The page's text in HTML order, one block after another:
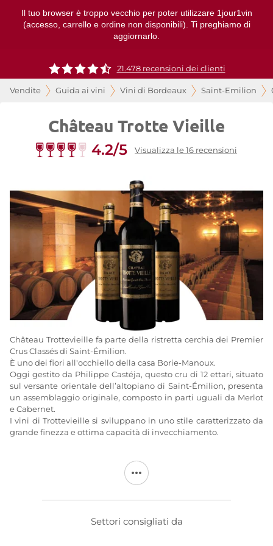
Il tuo browser è troppo vecchio per poter utilizzare 1jour1vin
(accesso, carrello e ordine non disponibili). Ti preghiamo di
aggiornarlo.
21.478 recensioni dei clienti
Vendite Guida ai vini Vini di Bordeaux Saint-Emilion
Château Trotte Vieille
4.2/5 Visualizza le 16 recensioni
Château Trottevieille fa parte della ristretta cerchia dei Premier
Crus Classés di Saint-Émilion.
È uno dei fiori all'occhiello della casa Borie-Manoux.
Oggi gestito da Philippe Castéja, questo cru di 12 ettari, situato
sul versante orientale dell’altopiano di Saint-Émilion, presenta
un assemblaggio originale, composto in parti uguali da Merlot
e Cabernet.
I vini di Trottevieille si sviluppano in uno stile caratterizzato da
grande finezza e ottima capacità di invecchiamento.
che abitava in questa casa diverse centinaia di anni fa. La
leggenda narra che nei pressi del castello, all’incrocio delle
Settori consigliati da